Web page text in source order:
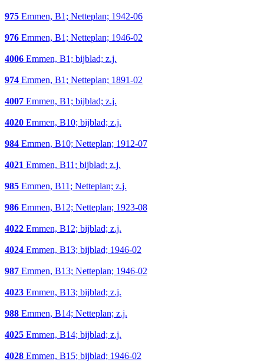
975 Emmen, B1; Netteplan; 1942-06
976 Emmen, B1; Netteplan; 1946-02
4006 Emmen, B1; bijblad; z.j.
974 Emmen, B1; Netteplan; 1891-02
4007 Emmen, B1; bijblad; z.j.
4020 Emmen, B10; bijblad; z.j.
984 Emmen, B10; Netteplan; 1912-07
4021 Emmen, B11; bijblad; z.j.
985 Emmen, B11; Netteplan; z.j.
986 Emmen, B12; Netteplan; 1923-08
4022 Emmen, B12; bijblad; z.j.
4024 Emmen, B13; bijblad; 1946-02
987 Emmen, B13; Netteplan; 1946-02
4023 Emmen, B13; bijblad; z.j.
988 Emmen, B14; Netteplan; z.j.
4025 Emmen, B14; bijblad; z.j.
4028 Emmen, B15; bijblad; 1946-02